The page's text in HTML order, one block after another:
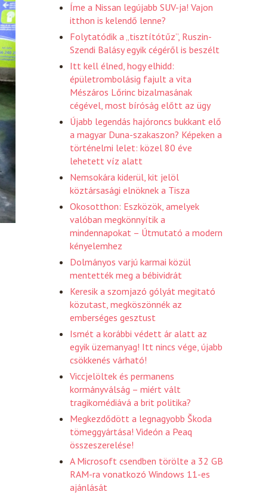
Íme a Nissan legújabb SUV-ja! Vajon
itthon is kelendő lenne?
Folytatódik a „tisztítótűz”, Ruszin-
Szendi Balásy egyik cégéről is beszélt
Itt kell élned, hogy elhidd:
épületrombolásig fajult a vita
Mészáros Lőrinc bizalmasának
cégével, most bíróság előtt az ügy
Újabb legendás hajóroncs bukkant elő
a magyar Duna-szakaszon? Képeken a
történelmi lelet: közel 80 éve
lehetett víz alatt
Nemsokára kiderül, kit jelöl
köztársasági elnöknek a Tisza
Okosotthon: Eszközök, amelyek
valóban megkönnyítik a
mindennapokat – Útmutató a modern
kényelemhez
Dolmányos varjú karmai közül
mentették meg a bébividrát
Keresik a szomjazó gólyát megitató
közutast, megköszönnék az
emberséges gesztust
Ismét a korábbi védett ár alatt az
egyik üzemanyag! Itt nincs vége, újabb
csökkenés várható!
Viccjelöltek és permanens
kormányválság – miért vált
tragikomédiává a brit politika?
Megkezdődött a legnagyobb Škoda
tömeggyártása! Videón a Peaq
összeszerelése!
A Microsoft csendben törölte a 32 GB
RAM-ra vonatkozó Windows 11-es
ajánlását